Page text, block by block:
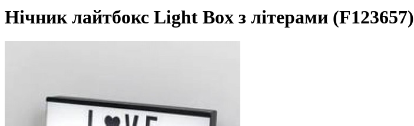
Нічник лайтбокс Light Box з літерами (F123657)